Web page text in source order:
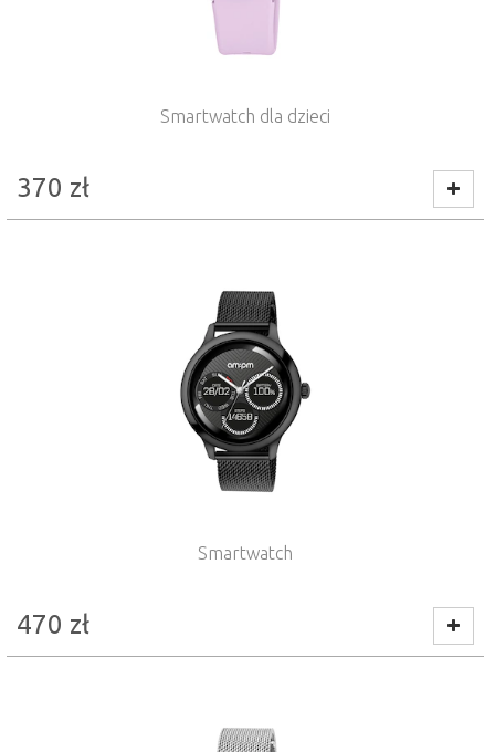
Smartwatch dla dzieci
370 zł
Smartwatch
470 zł